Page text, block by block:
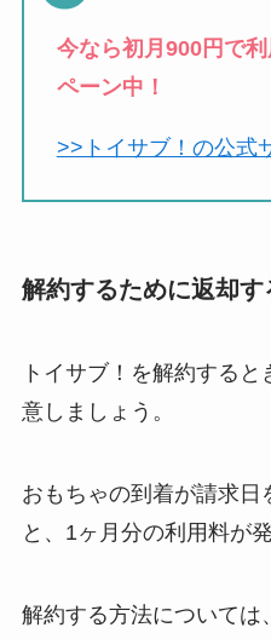
今なら初月900円で
ペーン中！
>>トイサブ！の公式
解約するために返却す
トイサブ！を解約する
意しましょう。
おもちゃの到着が請求日
と、1ヶ月分の利用料が
解約する方法については